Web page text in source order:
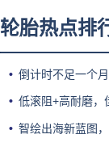
轮胎热点排
倒计时不足一个月！全球
低滚阻+高耐磨，佳通轮
智绘出海新蓝图，浦林成